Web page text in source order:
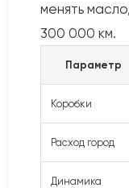
менять
300 000 км.
Параметр
Коробки
Расход город
Динамика